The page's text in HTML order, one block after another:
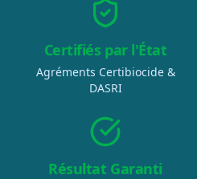
Certifiés par l'État
Agréments Certibiocide &
DASRI
Résultat Garanti